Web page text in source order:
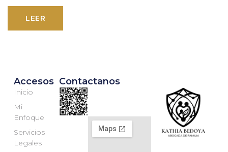
LEER
Accesos
Inicio
Mi
Enfoque
Servicios
Legales
Contactanos